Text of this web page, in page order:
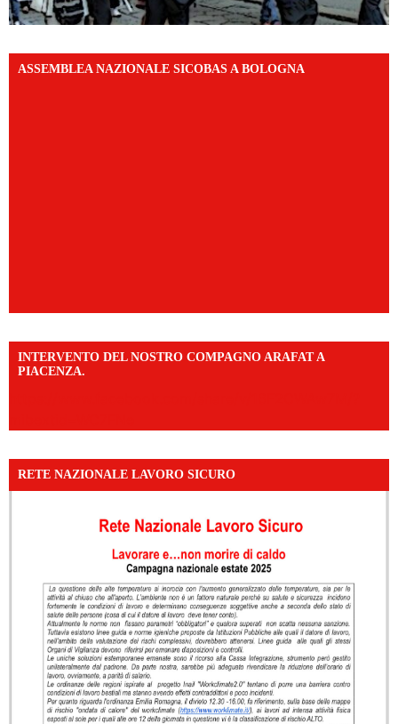
ASSEMBLEA NAZIONALE SICOBAS A BOLOGNA
INTERVENTO DEL NOSTRO COMPAGNO ARAFAT A
PIACENZA.
RETE NAZIONALE LAVORO SICURO